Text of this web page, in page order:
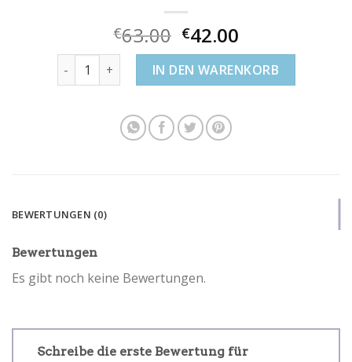
€63.00 €42.00
swarovski millenia armband Menge
IN DEN WARENKORB
BEWERTUNGEN (0)
Bewertungen
Es gibt noch keine Bewertungen.
Schreibe die erste Bewertung für